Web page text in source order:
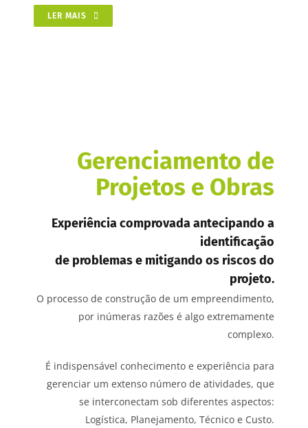
LER MAIS
Gerenciamento de
Projetos e Obras
Experiência comprovada antecipando a
identificação
de problemas e mitigando os riscos do
projeto.
O processo de construção de um empreendimento,
por inúmeras razões é algo extremamente
complexo.
É indispensável conhecimento e experiência para
gerenciar um extenso número de atividades, que
se interconectam sob diferentes aspectos:
Logística, Planejamento, Técnico e Custo.